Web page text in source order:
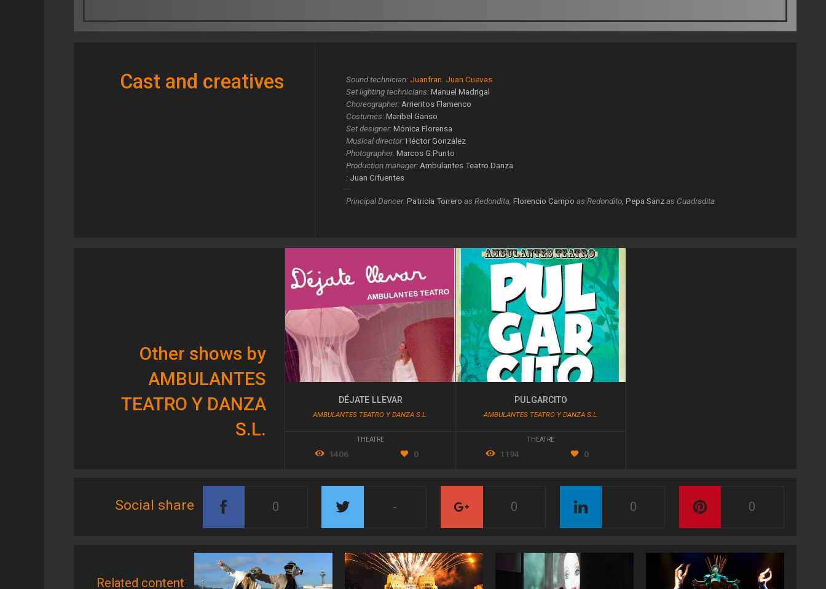
Cast and creatives Sound technician: Juanfran. Juan Cuevas
Set lighting technicians:Manuel Madrigal
Choreographer: Arrieritos Flamenco
Costumes:Maribel Ganso
Set designer:Mónica Florensa
Musical director:Héctor González
Photographer:Marcos G.Punto
Production manager: Ambulantes Teatro Danza
: Juan Cifuentes
Principal Dancer:Patricia Torrero as Redondita, Florencio Campo as Redondito, Pepa Sanzas Cuadradita
Other shows by
AMBULANTES
TEATRO Y DANZA
S.L.
PULGARCITO
AMBULANTES TEATRO Y DANZA S.L.
THEATRE
1194 0
DÉJATE LLEVAR
AMBULANTES TEATRO Y DANZA S.L.
THEATRE
1406 0
Social share 0 - 0 0 0
Related content